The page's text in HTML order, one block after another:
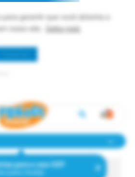
para garantir que você obtenha a
nosso site.
Saiba mais
para o seu CEP